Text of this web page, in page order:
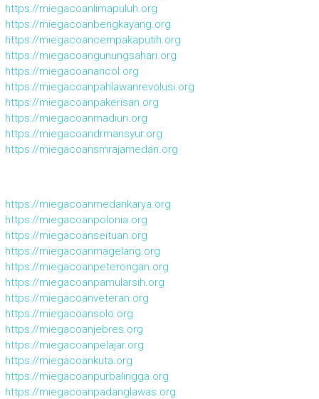
https://miegacoanlimapuluh.org
https://miegacoanbengkayang.org
https://miegacoancempakaputih.org
https://miegacoangunungsahari.org
https://miegacoanancol.org
https://miegacoanpahlawanrevolusi.org
https://miegacoanpakerisan.org
https://miegacoanmadiun.org
https://miegacoandrmansyur.org
https://miegacoansmrajamedan.org
https://miegacoanmedankarya.org
https://miegacoanpolonia.org
https://miegacoanseituan.org
https://miegacoanmagelang.org
https://miegacoanpeterongan.org
https://miegacoanpamularsih.org
https://miegacoanveteran.org
https://miegacoansolo.org
https://miegacoanjebres.org
https://miegacoanpelajar.org
https://miegacoankuta.org
https://miegacoanpurbalingga.org
https://miegacoanpadanglawas.org